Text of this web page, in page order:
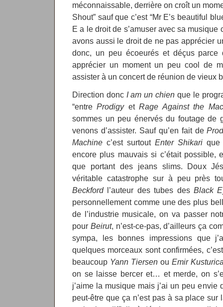
méconnaissable, derrière on croît un
Shout” sauf que c’est “Mr E’s beautiful
E a le droit de s’amuser avec sa musique
avons aussi le droit de ne pas apprécier
donc, un peu écoeurés et déçus parce
apprécier un moment un peu cool de
assister à un concert de réunion de vieux
Direction donc I am un chien que le
“entreProdigyetRage Against the
sommes un peu énervés du foutage de
venons d’assister. Sauf qu’en fait de
Machine c’est surtout Enter Shikari que
encore plus mauvais si c’était possible,
que portant des jeans slims. Doux
véritable catastrophe sur à peu près
Beckfordl’auteur des tubes des Black
personnellement comme une des plus
de l’industrie musicale, on va passer
pour Beirut, n’est-ce-pas, d’ailleurs ça
sympa, les bonnes impressions que
quelques morceaux sont confirmées,
beaucoup Yann Tiersen ou Emir
on se laisse bercer et… et merde, on
j’aime la musique mais j’ai un peu
peut-être que ça n’est pas à sa place sur